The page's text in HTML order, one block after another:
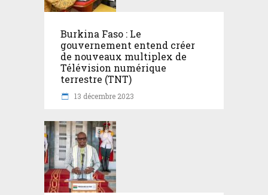
Burkina Faso : Le
gouvernement entend créer
de nouveaux multiplex de
Télévision numérique
terrestre (TNT)
13 décembre 2023